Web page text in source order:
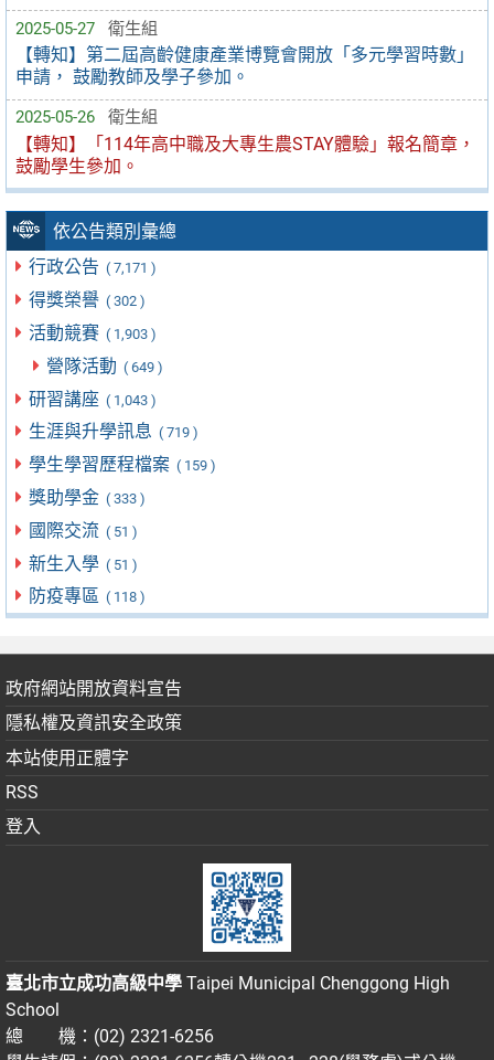
2025-05-27 衛生組
【轉知】第二屆高齡健康產業博覽會開放「多元學習時數」
申請， 鼓勵教師及學子參加。
2025-05-26 衛生組
【轉知】「114年高中職及大專生農STAY體驗」報名簡章，
鼓勵學生參加。
依公告類別彙總
行政公告 ( 7,171 )
得獎榮譽 ( 302 )
活動競賽 ( 1,903 )
營隊活動 ( 649 )
研習講座 ( 1,043 )
生涯與升學訊息 ( 719 )
學生學習歷程檔案 ( 159 )
獎助學金 ( 333 )
國際交流 ( 51 )
新生入學 ( 51 )
防疫專區 ( 118 )
政府網站開放資料宣告
隱私權及資訊安全政策
本站使用正體字
RSS
登入
臺北市立成功高級中學 Taipei Municipal Chenggong High
School
總 機：(02) 2321-6256